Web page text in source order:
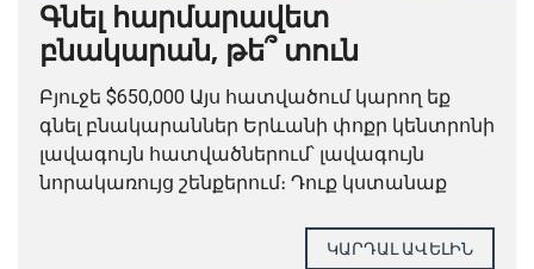
Գնել հարմարավետ
բնակարան, թե՞ տուն
Երևանում
Բյուջե $650,000 Այս հատվածում կարող եք
գնել բնակարաններ Երևանի փոքր կենտրոնի
լավագույն հատվածներում՝ լավագույն
նորակառույց շենքերում։ Դուք կստանաք
ԿԱՐԴԱԼ ԱՎԵԼԻՆ